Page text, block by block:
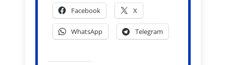
Facebook X
WhatsApp Telegram